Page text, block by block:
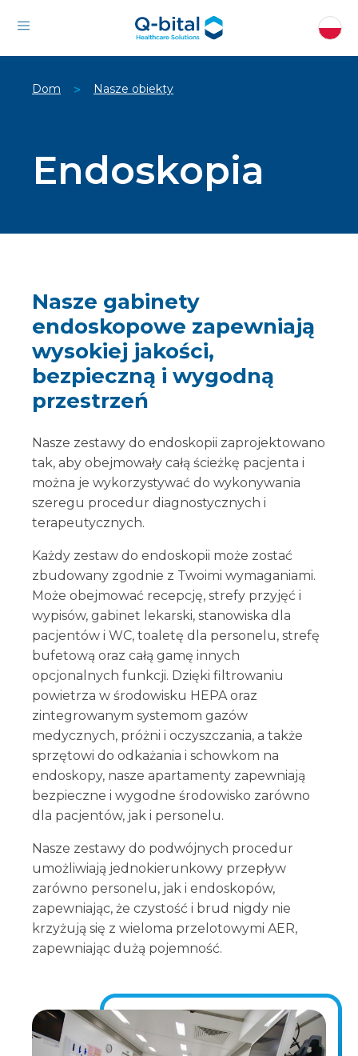
Dom > Nasze obiekty
Endoskopia
Nasze gabinety
endoskopowe zapewniają
wysokiej jakości,
bezpieczną i wygodną
przestrzeń
Nasze zestawy do endoskopii zaprojektowano
tak, aby obejmowały całą ścieżkę pacjenta i
można je wykorzystywać do wykonywania
szeregu procedur diagnostycznych i
terapeutycznych.
Każdy zestaw do endoskopii może zostać
zbudowany zgodnie z Twoimi wymaganiami.
Może obejmować recepcję, strefy przyjęć i
wypisów, gabinet lekarski, stanowiska dla
pacjentów i WC, toaletę dla personelu, strefę
bufetową oraz całą gamę innych
opcjonalnych funkcji. Dzięki filtrowaniu
powietrza w środowisku HEPA oraz
zintegrowanym systemom gazów
medycznych, próżni i oczyszczania, a także
sprzętowi do odkażania i schowkom na
endoskopy, nasze apartamenty zapewniają
bezpieczne i wygodne środowisko zarówno
dla pacjentów, jak i personelu.
Nasze zestawy do podwójnych procedur
umożliwiają jednokierunkowy przepływ
zarówno personelu, jak i endoskopów,
zapewniając, że czystość i brud nigdy nie
krzyżują się z wieloma przelotowymi AER,
zapewniając dużą pojemność.